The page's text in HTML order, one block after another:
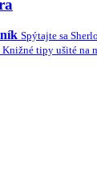
Spýtajte sa
Knižné tipy ušité na